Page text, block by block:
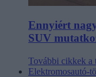
Ennyiért
SUV
További cikkek a
Elektromosautó-